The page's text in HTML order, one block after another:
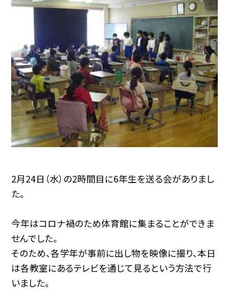
2月24日（水）の2時間目に6年生を送る会がありまし
た。
今年はコロナ禍のため体育館に集まることができま
せんでした。
そのため、各学年が事前に出し物を映像に撮り、本日
は各教室にあるテレビを通じて見るという方法で行
いました。